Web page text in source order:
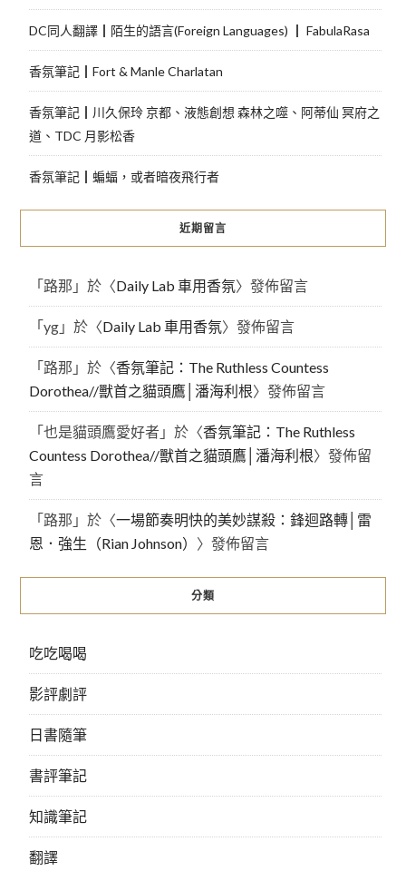
DC同人翻譯┃陌生的語言(Foreign Languages) ┃ FabulaRasa
香氛筆記┃Fort & Manle Charlatan
香氛筆記┃川久保玲 京都、液態創想 森林之噬、阿蒂仙 冥府之
道、TDC 月影松香
香氛筆記┃蝙蝠，或者暗夜飛行者
近期留言
「路那 」於〈Daily Lab 車用香氛〉發佈留言
「yg」於〈Daily Lab 車用香氛〉發佈留言
「路那 」於〈香氛筆記：The Ruthless Countess
Dorothea//獸首之貓頭鷹│潘海利根〉發佈留言
「也是貓頭鷹愛好者」於〈香氛筆記：The Ruthless
Countess Dorothea//獸首之貓頭鷹│潘海利根〉發佈留
言
「路那 」於〈一場節奏明快的美妙謀殺：鋒迴路轉│雷
恩．強生（Rian Johnson） 〉發佈留言
分類
吃吃喝喝
影評劇評
日書隨筆
書評筆記
知識筆記
翻譯